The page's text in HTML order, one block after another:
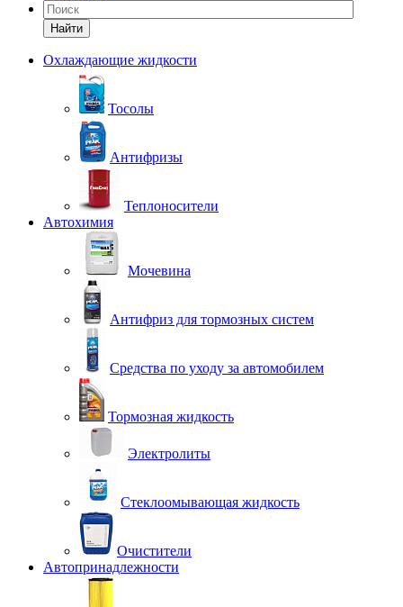
Найти
Охлаждающие жидкости
Тосолы
Антифризы
Теплоносители
Автохимия
Мочевина
Антифриз для тормозных систем
Средства по уходу за автомобилем
Тормозная жидкость
Электролиты
Стеклоомывающая жидкость
Очистители
Автопринадлежности